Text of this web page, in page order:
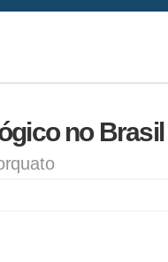
no